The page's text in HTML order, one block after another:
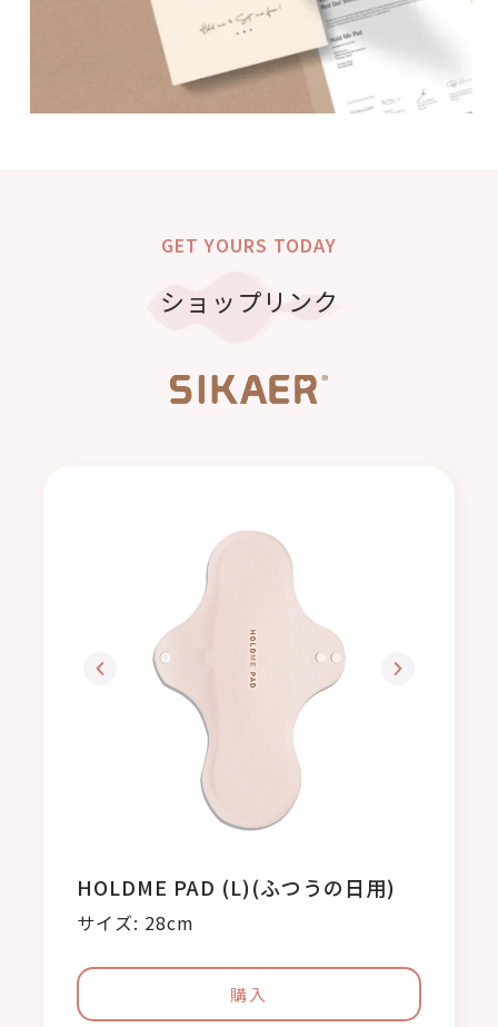
GET YOURS TODAY
ショップリンク
HOLDME PAD (夜用XL)(夜用)
サイズ: 36cm
購入